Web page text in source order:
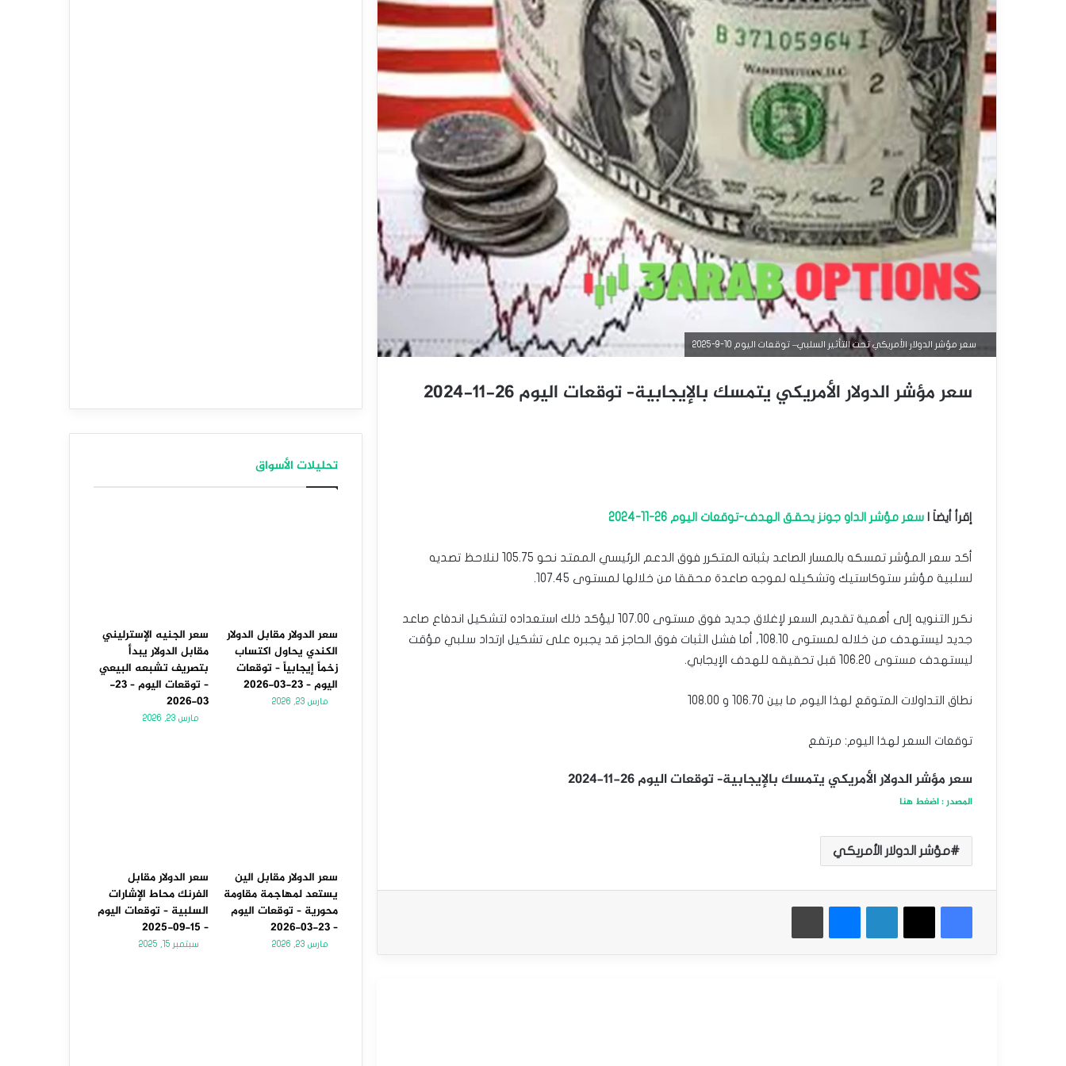
سعر مؤشر الدولار الأمريكي تحت التأثير السلبي– توقعات اليوم 10-9-2025
سعر مؤشر الدولار الأمريكي يتمسك بالإيجابية– توقعات اليوم 26-11-2024
إقرأ أيضاَ | سعر مؤشر الداو جونز يحقق الهدف-توقعات اليوم 26-11-2024
أكد سعر المؤشر تمسكه بالمسار الصاعد بثباته المتكرر فوق الدعم الرئيسي الممتد نحو 105.75 لنلاحظ تصديه
لسلبية مؤشر ستوكاستيك وتشكيله لموجه صاعدة محققا من خلالها لمستوى 107.45.
نكرر التنويه إلى أهمية تقديم السعر لإغلاق جديد فوق مستوى 107.00 ليؤكد ذلك استعداده لتشكيل اندفاع صاعد
جديد ليستهدف من خلاله لمستوى 108.10, أما فشل الثبات فوق الحاجز قد يجبره على تشكيل ارتداد سلبي مؤقت
ليستهدف مستوى 106.20 قبل تحقيقه للهدف الإيجابي.
نطاق التداولات المتوقع لهذا اليوم ما بين 106.70 و 108.00
توقعات السعر لهذا اليوم: مرتفع
سعر مؤشر الدولار الأمريكي يتمسك بالإيجابية– توقعات اليوم 26-11-2024
المصدر : اضغط هنا
مؤشر الدولار الأمريكي
فيسبوك
‫X لينكدإن ماسنجر طباعة
تحليلات الأسواق
سعر الدولار مقابل الدولار
الكندي يحاول اكتساب
زخماً إيجابياً – توقعات
اليوم – 23-03-2026
مارس 23, 2026
سعر الجنيه الإسترليني
مقابل الدولار يبدأ
بتصريف تشبعه البيعي
– توقعات اليوم – 23-
03-2026
مارس 23, 2026
سعر الدولار مقابل الين
يستعد لمهاجمة مقاومة
محورية – توقعات اليوم
– 23-03-2026
مارس 23, 2026
سعر الدولار مقابل
الفرنك محاط الإشارات
السلبية – توقعات اليوم
– 15-09-2025
سبتمبر 15, 2025